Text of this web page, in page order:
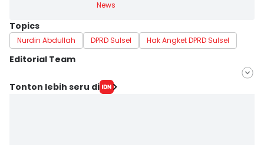
News
Topics
Nurdin Abdullah DPRD Sulsel Hak Angket DPRD Sulsel
Editorial Team
Editor
Tonton lebih seru di